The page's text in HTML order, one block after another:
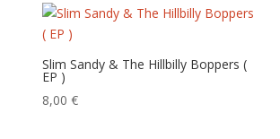
Slim Sandy ‎& The Hillbilly Boppers (
EP )
8,00€